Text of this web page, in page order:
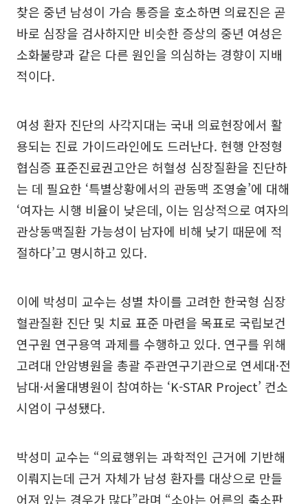
찾은 중년 남성이 가슴 통증을 호소하면 의료진은 곧
바로 심장을 검사하지만 비슷한 증상의 중년 여성은
소화불량과 같은 다른 원인을 의심하는 경향이 지배
적이다.
여성 환자 진단의 사각지대는 국내 의료현장에서 활
용되는 진료 가이드라인에도 드러난다. 현행 안정형
협심증 표준진료권고안은 허혈성 심장질환을 진단하
는 데 필요한 ‘특별상황에서의 관동맥 조영술’에 대해
‘여자는 시행 비율이 낮은데, 이는 임상적으로 여자의
관상동맥질환 가능성이 남자에 비해 낮기 때문에 적
절하다’고 명시하고 있다.
이에 박성미 교수는 성별 차이를 고려한 한국형 심장
혈관질환 진단 및 치료 표준 마련을 목표로 국립보건
연구원 연구용역 과제를 수행하고 있다. 연구를 위해
고려대 안암병원을 총괄 주관연구기관으로 연세대·전
남대·서울대병원이 참여하는 ‘K-STAR Project’ 컨소
시엄이 구성됐다.
박성미 교수는 “의료행위는 과학적인 근거에 기반해
이뤄지는데 근거 자체가 남성 환자를 대상으로 만들
어져 있는 경우가 많다”라며 “소아는 어른의 축소판